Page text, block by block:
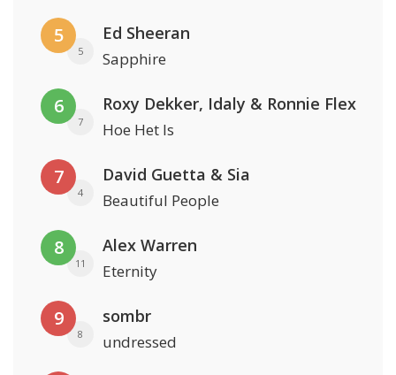
5
5
Ed Sheeran
Sapphire
6
7
Roxy Dekker, Idaly & Ronnie Flex
Hoe Het Is
7
4
David Guetta & Sia
Beautiful People
8
11
Alex Warren
Eternity
9
8
sombr
undressed